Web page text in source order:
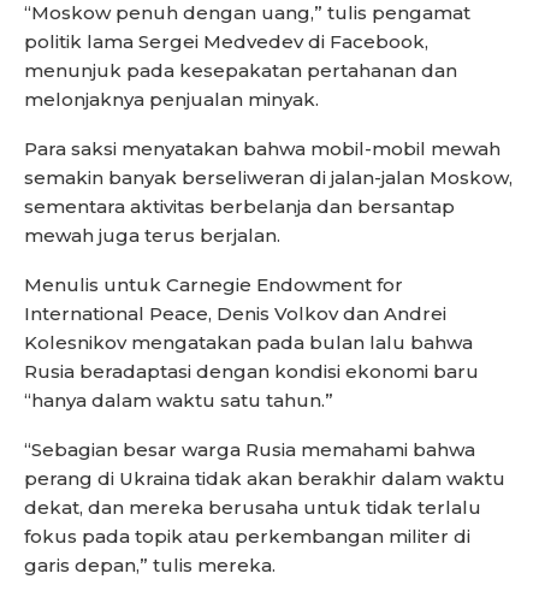
“Moskow penuh dengan uang,” tulis pengamat
politik lama Sergei Medvedev di Facebook,
menunjuk pada kesepakatan pertahanan dan
melonjaknya penjualan minyak.
Para saksi menyatakan bahwa mobil-mobil mewah
semakin banyak berseliweran di jalan-jalan Moskow,
sementara aktivitas berbelanja dan bersantap
mewah juga terus berjalan.
Menulis untuk Carnegie Endowment for
International Peace, Denis Volkov dan Andrei
Kolesnikov mengatakan pada bulan lalu bahwa
Rusia beradaptasi dengan kondisi ekonomi baru
“hanya dalam waktu satu tahun.”
“Sebagian besar warga Rusia memahami bahwa
perang di Ukraina tidak akan berakhir dalam waktu
dekat, dan mereka berusaha untuk tidak terlalu
fokus pada topik atau perkembangan militer di
garis depan,” tulis mereka.